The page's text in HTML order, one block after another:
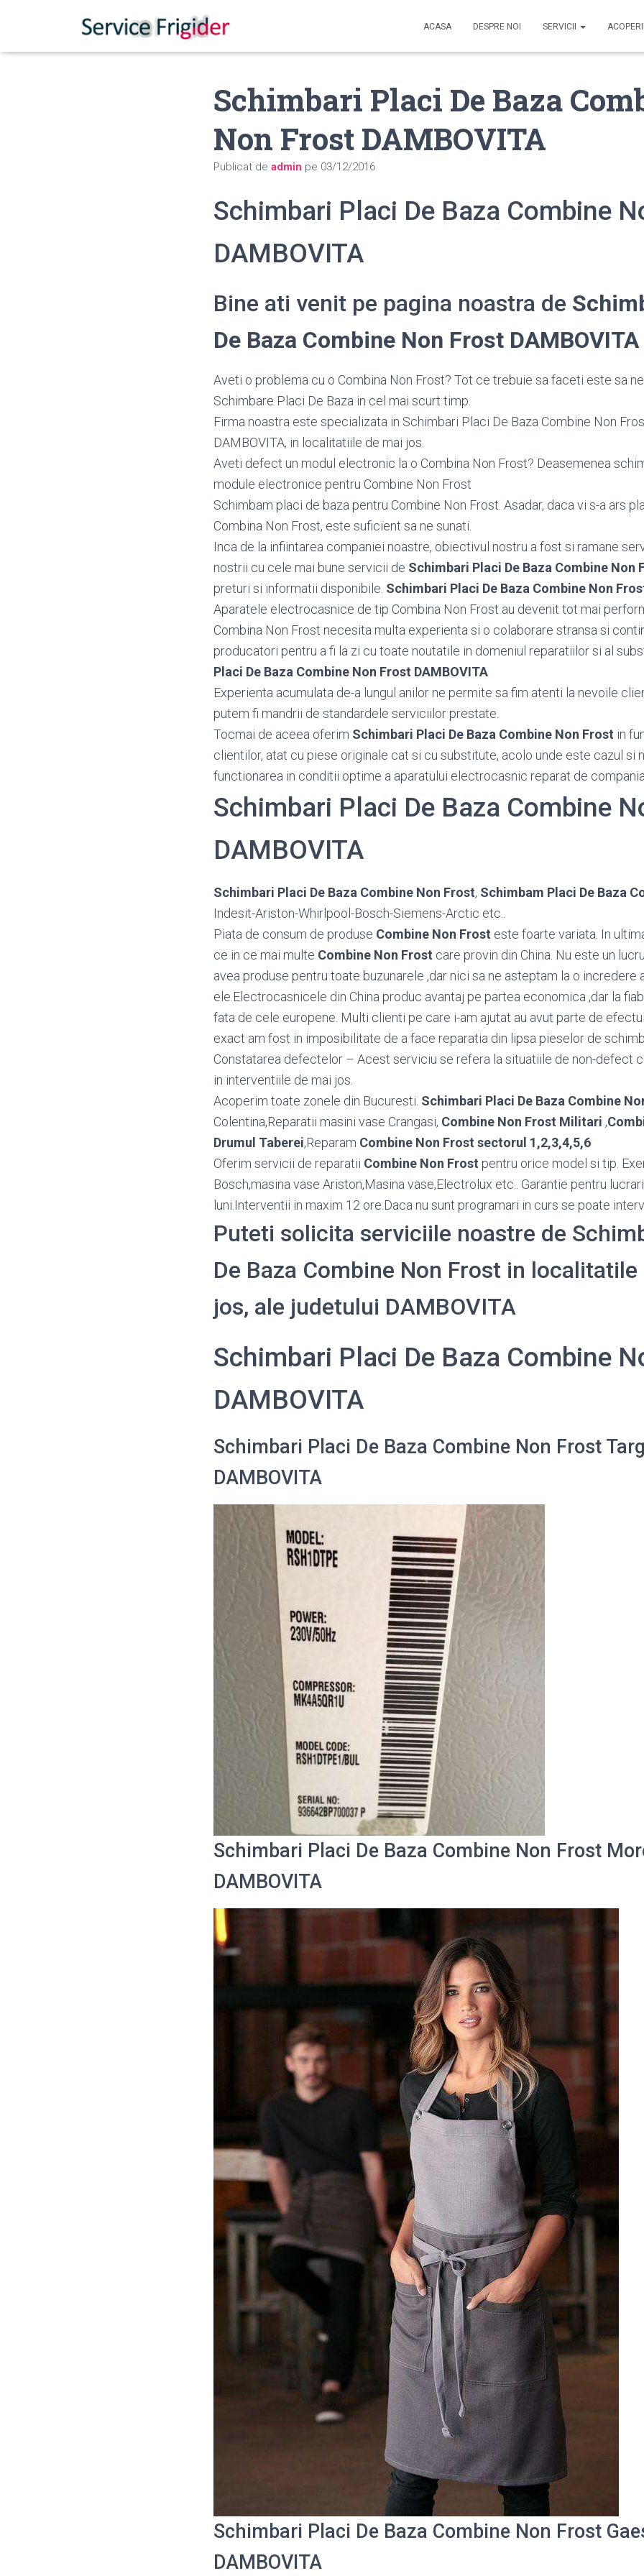
ACASA DESPRE NOI SERVICII
Schimbari Placi De Baza
Non Frost DAMBOVITA
Publicat de admin pe 03/12/2016
Schimbari Placi De Baza Combine
DAMBOVITA
Bine ati venit pe pagina noastra de
De Baza Combine Non Frost DAMBOVITA
Aveti o problema cu o Combina Non Frost? Tot ce trebuie sa faceti este sa
Schimbare Placi De Baza in cel mai scurt timp.
Firma noastra este specializata in Schimbari Placi De Baza Combine Non
DAMBOVITA, in localitatiile de mai jos.
Aveti defect un modul electronic la o Combina Non Frost? Deasemenea
module electronice pentru Combine Non Frost
Schimbam placi de baza pentru Combine Non Frost. Asadar, daca vi s-a ars
Combina Non Frost, este suficient sa ne sunati.
Inca de la infiintarea companiei noastre, obiectivul nostru a fost si ramane
nostrii cu cele mai bune servicii de Schimbari Placi De Baza Combine Non
preturi si informatii disponibile. Schimbari Placi De Baza Combine Non
Aparatele electrocasnice de tip Combina Non Frost au devenit tot mai
Combina Non Frost necesita multa experienta si o colaborare stransa si
producatori pentru a fi la zi cu toate noutatile in domeniul reparatiilor si al
Placi De Baza Combine Non Frost DAMBOVITA
Experienta acumulata de-a lungul anilor ne permite sa fim atenti la nevoile
putem fi mandrii de standardele serviciilor prestate.
Tocmai de aceea oferim Schimbari Placi De Baza Combine Non Frost in
clientilor, atat cu piese originale cat si cu substitute, acolo unde este cazul si
functionarea in conditii optime a aparatului electrocasnic reparat de
Schimbari Placi De Baza Combine
DAMBOVITA
Schimbari Placi De Baza Combine Non Frost, Schimbam Placi De Baza
Indesit-Ariston-Whirlpool-Bosch-Siemens-Arctic etc..
Piata de consum de produse Combine Non Frost este foarte variata. In
ce in ce mai multe Combine Non Frost care provin din China. Nu este un
avea produse pentru toate buzunarele ,dar nici sa ne asteptam la o incredere
ele.Electrocasnicele din China produc avantaj pe partea economica ,dar la
fata de cele europene. Multi clienti pe care i-am ajutat au avut parte de
exact am fost in imposibilitate de a face reparatia din lipsa pieselor de
Constatarea defectelor – Acest serviciu se refera la situatiile de non-defect
in interventiile de mai jos.
Acoperim toate zonele din Bucuresti. Schimbari Placi De Baza Combine
Colentina,Reparatii masini vase Crangasi, Combine Non Frost Militari ,
Drumul Taberei,Reparam Combine Non Frost sectorul 1,2,3,4,5,6
Oferim servicii de reparatii Combine Non Frost pentru orice model si tip.
Bosch,masina vase Ariston,Masina vase,Electrolux etc.. Garantie pentru
luni.Interventii in maxim 12 ore.Daca nu sunt programari in curs se poate
Puteti solicita serviciile noastre de
De Baza Combine Non Frost in
jos, ale judetului DAMBOVITA
Schimbari Placi De Baza Combine
DAMBOVITA
Schimbari Placi De Baza Combine Non Frost
DAMBOVITA
Schimbari Placi De Baza Combine Non Frost
DAMBOVITA
Schimbari Placi De Baza Combine Non Frost
DAMBOVITA